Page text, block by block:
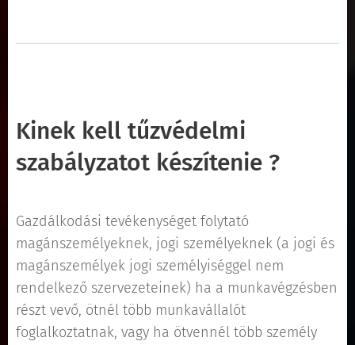
Kinek kell tűzvédelmi
szabályzatot készítenie ?
Gazdálkodási tevékenységet folytató
magánszemélyeknek, jogi személyeknek (a jogi és
magánszemélyek jogi személyiséggel nem
rendelkező szervezeteinek) ha a munkavégzésben
részt vevő, ötnél több munkavállalót
foglalkoztatnak, vagy ha ötvennél több személy